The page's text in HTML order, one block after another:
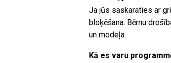
Ja jūs saskaraties ar
bloķēšana. Bērnu
un modeļa.
Kā es varu